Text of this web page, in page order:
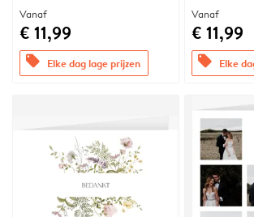
Vanaf
€ 11,99
offers Elke dag lage prijzen
Vanaf
€ 11,99
offers Elke